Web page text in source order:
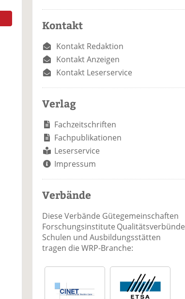
Kontakt
Kontakt Redaktion
Kontakt Anzeigen
Kontakt Leserservice
Verlag
Fachzeitschriften
Fachpublikationen
Leserservice
Impressum
Verbände
Diese Verbände Gütegemeinschaften
Forschungsinstitute Qualitätsverbünde
Schulen und Ausbildungsstätten
tragen die WRP-Branche: